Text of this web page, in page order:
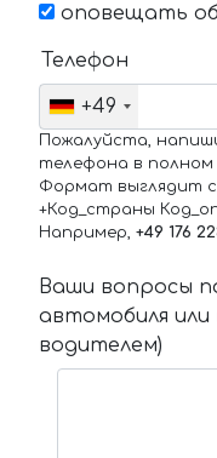
оповещать
Телефон
+49
Пожалуйста,
телефона в
Формат выглядит
+Код_страны
Например, +49 176
Ваши вопросы
автомобиля
водителем)